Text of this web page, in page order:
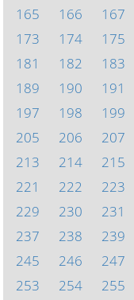
165
166 167
173
174 175
181
182 183
189
190 191
197
198 199
205
206 207
213
214 215
221
222 223
229
230 231
237
238 239
245
246 247
253
254 255